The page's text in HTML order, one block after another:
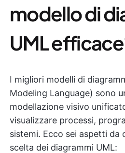
modello di
UML
I migliori modelli di
Modeling Language) sono
modellazione visivo
visualizzare processi,
sistemi. Ecco sei aspetti da
scelta dei diagrammi UML: